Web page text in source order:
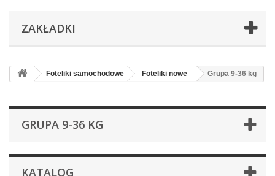
ZAKŁADKI
Foteliki samochodowe Foteliki nowe Grupa 9-36 kg
GRUPA 9-36 KG
KATALOG